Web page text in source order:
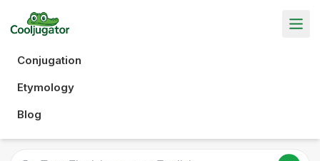
Conjugation
Etymology
Blog